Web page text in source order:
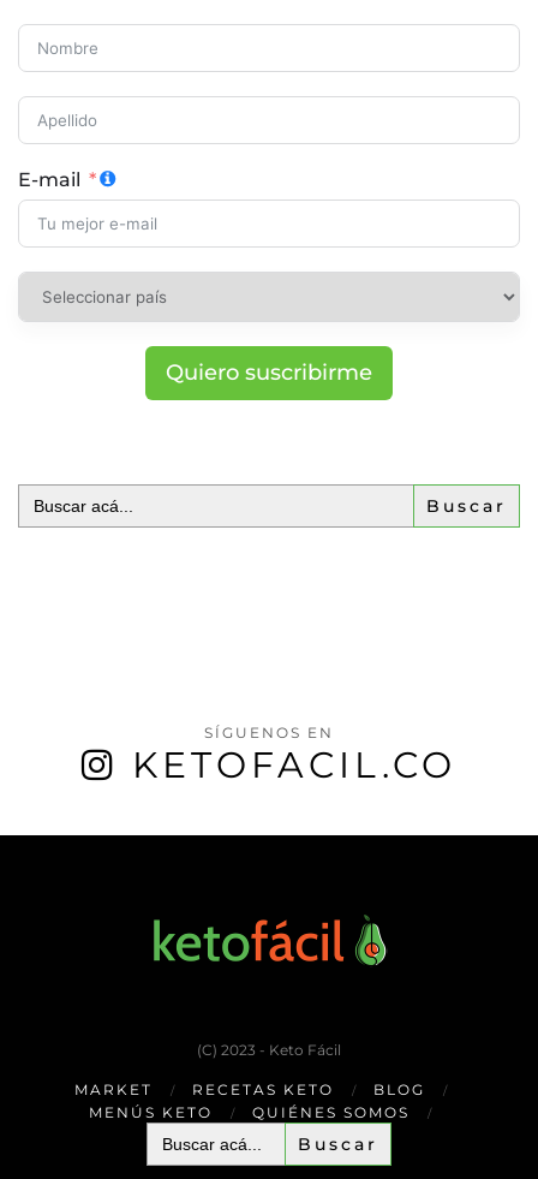
E-mail
Quiero suscribirme
Buscar:
SÍGUENOS EN
KETOFACIL.CO
(C) 2023 - Keto Fácil
MARKET RECETAS KETO
BLOG
MENÚS KETO
QUIÉNES SOMOS
Buscar: